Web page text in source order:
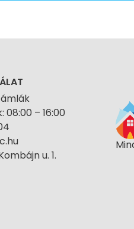
08:00 – 16:00
u. 1.